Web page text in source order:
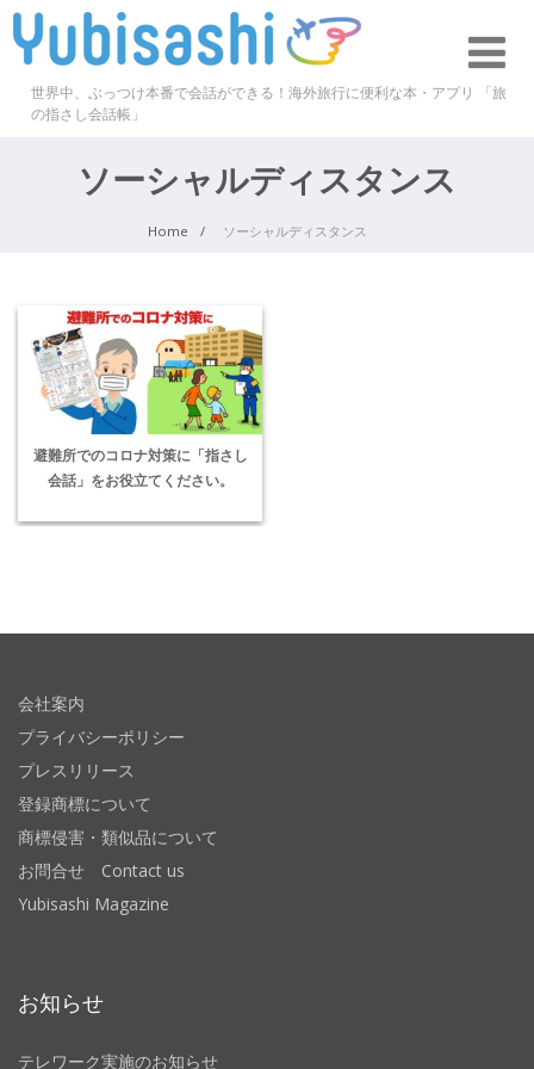
世界中、ぶっつけ本番で会話ができる！海外旅行に便利な本・アプリ 「旅
の指さし会話帳」
ソーシャルディスタンス
Home ソーシャルディスタンス
避難所でのコロナ対策に「指さし
会話」をお役立てください。
会社案内
プライバシーポリシー
プレスリリース
登録商標について
商標侵害・類似品について
お問合せ Contact us
Yubisashi Magazine
お知らせ
テレワーク実施のお知らせ